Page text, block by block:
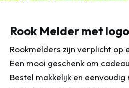
Rook Melder met logo
Rookmelders zijn verplicht op
Een mooi geschenk om
Bestel makkelijk en eenvoudig